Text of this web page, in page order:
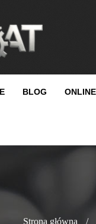
BLOG
Strona główna /